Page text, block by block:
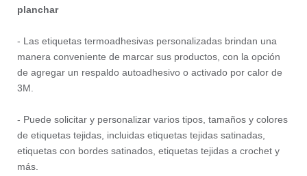
planchar
- Las etiquetas termoadhesivas personalizadas brindan una
manera conveniente de marcar sus productos, con la opción
de agregar un respaldo autoadhesivo o activado por calor de
3M.
- Puede solicitar y personalizar varios tipos, tamaños y colores
de etiquetas tejidas, incluidas etiquetas tejidas satinadas,
etiquetas con bordes satinados, etiquetas tejidas a crochet y
más.